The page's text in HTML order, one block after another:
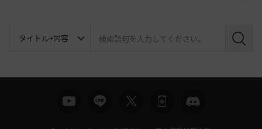
検